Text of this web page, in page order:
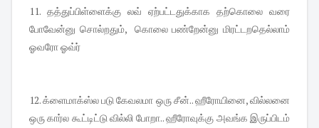
11. தத்துப்பிள்ளைக்கு லவ் ஏற்பட்டதுக்காக தற்கொலை வரை
போவேன்னு சொல்றதும், கொலை பண்றேன்னு மிரட்டறதெல்லாம்
ஓவரோ ஓவ்ர்
12. க்ளைமாக்ஸ்ல படு கேவலமா ஒரு சீன்.. ஹீரோயினை, வில்லனை
ஒரு கார்ல கூட்டிட்டு வில்லி போறா.. ஹீரோவுக்கு அவங்க இருப்பிடம்